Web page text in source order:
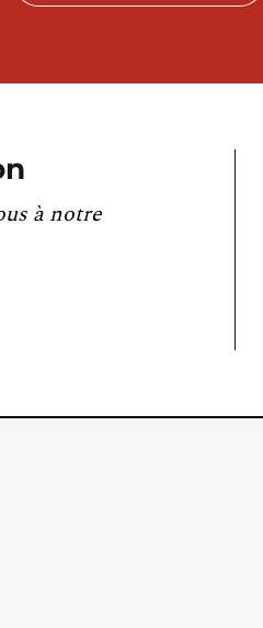
à notre